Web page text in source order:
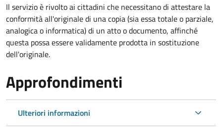
Il servizio è rivolto ai cittadini che necessitano di attestare la
conformità all'originale di una copia (sia essa totale o parziale,
analogica o informatica) di un atto o documento, affinché
questa possa essere validamente prodotta in sostituzione
dell'originale.
Approfondimenti
Ulteriori informazioni